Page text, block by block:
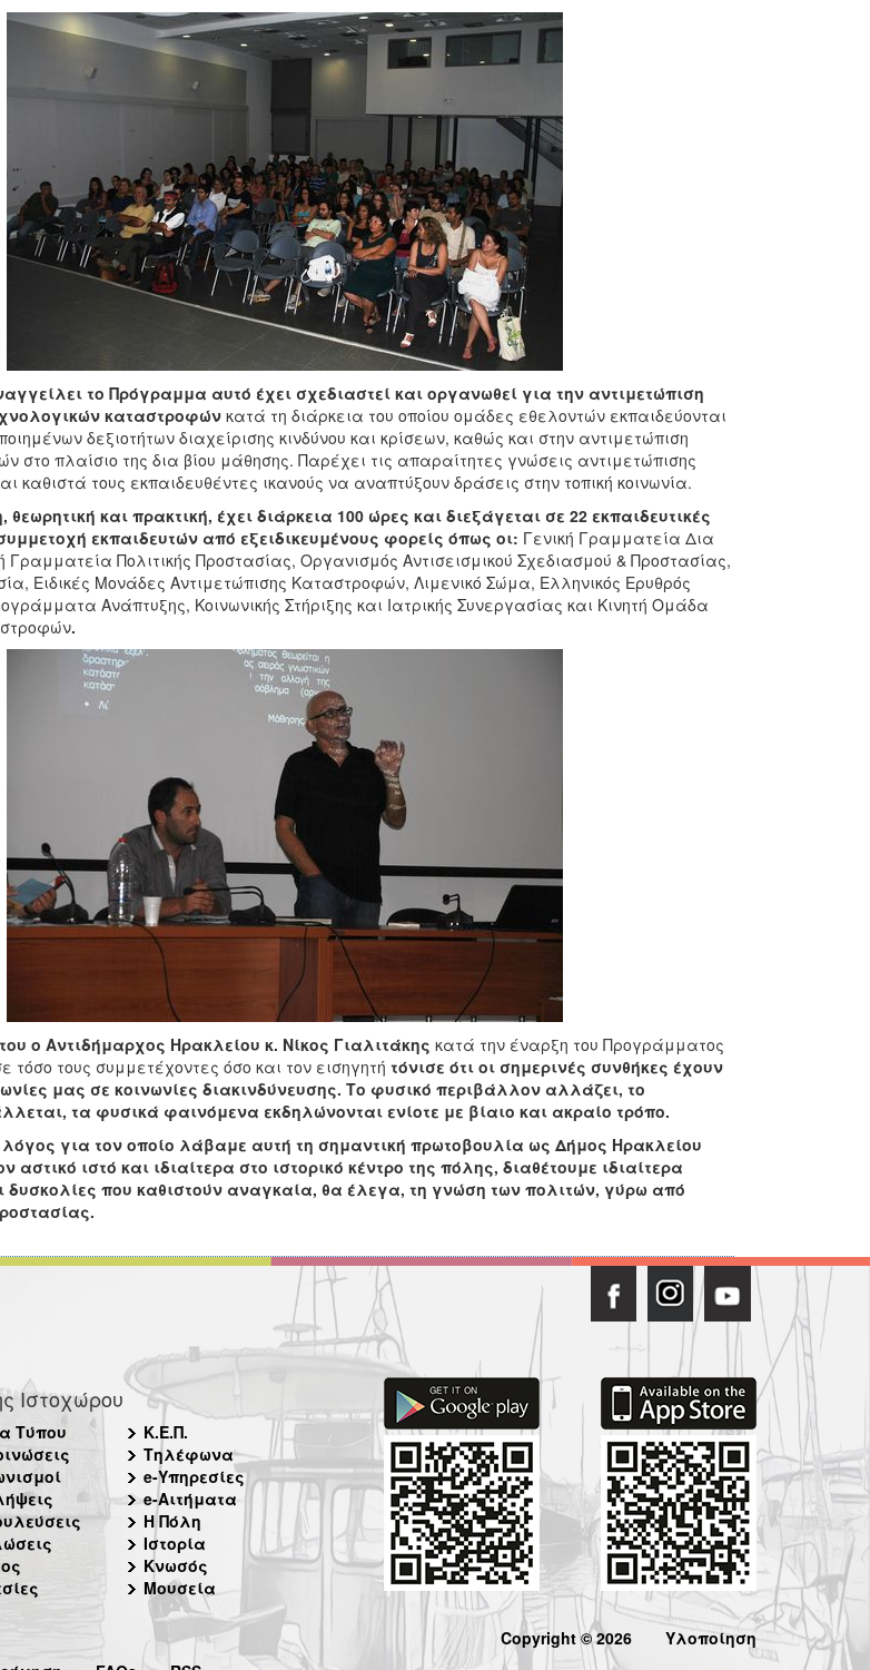
το Πρόγραμμα αυτό έχει σχεδιαστεί και οργανωθεί για την αντιμετώπιση
καταστροφώνκατά τη διάρκεια του οποίου ομάδες εθελοντών εκπαιδεύονται
δεξιοτήτων διαχείρισης κινδύνου και κρίσεων, καθώς και στην αντιμετώπιση
στο πλαίσιο της δια βίου μάθησης. Παρέχει τις απαραίτητες γνώσεις αντιμετώπισης
καθιστά τους εκπαιδευθέντες ικανούς να αναπτύξουν δράσεις στην τοπική κοινωνία.
θεωρητική και πρακτική, έχει διάρκεια 100 ώρες και διεξάγεται σε 22 εκπαιδευτικές
εκπαιδευτών από εξειδικευμένους φορείς όπως οι: Γενική Γραμματεία Δια
Γραμματεία Πολιτικής Προστασίας, Οργανισμός Αντισεισμικού Σχεδιασμού & Προστασίας,
Ειδικές Μονάδες Αντιμετώπισης Καταστροφών, Λιμενικό Σώμα, Ελληνικός Ερυθρός
Ανάπτυξης, Κοινωνικής Στήριξης και Ιατρικής Συνεργασίας και Κινητή Ομάδα
.
Αντιδήμαρχος Ηρακλείου κ. Νίκος Γιαλιτάκης κατά την έναρξη του Προγράμματος
τους συμμετέχοντες όσο και τον εισηγητή τόνισε ότι οι σημερινές συνθήκες έχουν
μας σε κοινωνίες διακινδύνευσης. Το φυσικό περιβάλλον αλλάζει, το
τα φυσικά φαινόμενα εκδηλώνονται ενίοτε με βίαιο και ακραίο τρόπο.
για τον οποίο λάβαμε αυτή τη σημαντική πρωτοβουλία ως Δήμος Ηρακλείου
αστικό ιστό και ιδιαίτερα στο ιστορικό κέντρο της πόλης, διαθέτουμε ιδιαίτερα
δυσκολίες που καθιστούν αναγκαία, θα έλεγα, τη γνώση των πολιτών, γύρω από
Ιστοχώρου
Τύπου
Κ.Ε.Π.
Τηλέφωνα
e-Υπηρεσίες
e-Αιτήματα
Η Πόλη
Ιστορία
Κνωσός
Μουσεία
Copyright © 2026 Υλοποίηση